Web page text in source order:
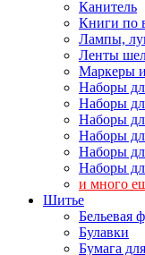
Канитель
Книги по
Лампы,
Ленты
Маркеры
Наборы
Наборы
Наборы
Наборы
Наборы
Наборы
и много
Шитье
Бельевая
Булавки
Бумага